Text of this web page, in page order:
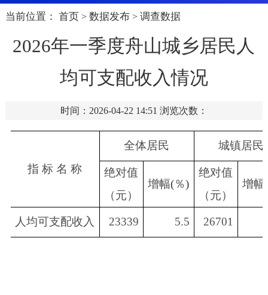
当前位置： 首页 > 数据发布 > 调查数据
2026年一季度舟山城乡居民人
均可支配收入情况
时间：2026-04-22 14:51 浏览次数：
指 标 名 称
全体居民 城镇居民
绝对值
（元）
增幅(％)
绝对值
（元）
增幅
人均可支配收入 23339 5.5 26701